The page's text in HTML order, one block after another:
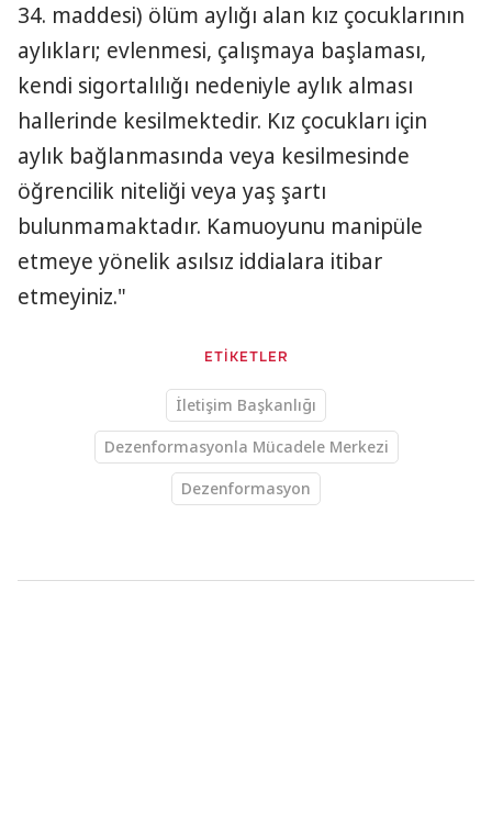
34. maddesi) ölüm aylığı alan kız çocuklarının
aylıkları; evlenmesi, çalışmaya başlaması,
kendi sigortalılığı nedeniyle aylık alması
hallerinde kesilmektedir. Kız çocukları için
aylık bağlanmasında veya kesilmesinde
öğrencilik niteliği veya yaş şartı
bulunmamaktadır. Kamuoyunu manipüle
etmeye yönelik asılsız iddialara itibar
etmeyiniz."
ETİKETLER
İletişim Başkanlığı
Dezenformasyonla Mücadele Merkezi
Dezenformasyon